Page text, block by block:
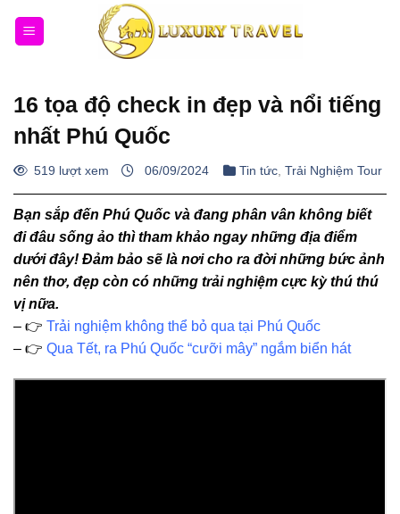
16 tọa độ check in đẹp và nổi tiếng
nhất Phú Quốc
519 lượt xem 06/09/2024 Tin tức Trải Nghiệm Tour
Bạn sắp đến Phú Quốc và đang phân vân không biết
đi đâu sống ảo thì tham khảo ngay những địa điểm
dưới đây! Đảm bảo sẽ là nơi cho ra đời những bức ảnh
nên thơ, đẹp còn có những trải nghiệm cực kỳ thú thú
vị nữa.
– 👉 Trải nghiệm không thể bỏ qua tại Phú Quốc
– 👉 Qua Tết, ra Phú Quốc “cưỡi mây” ngắm biển hát